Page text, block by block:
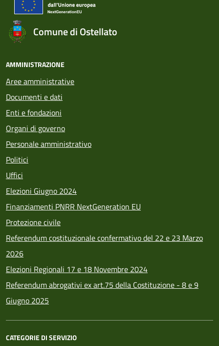
Comune di Ostellato
AMMINISTRAZIONE
Aree amministrative
Documenti e dati
Enti e fondazioni
Organi di governo
Personale amministrativo
Politici
Uffici
Elezioni Giugno 2024
Finanziamenti PNRR NextGeneration EU
Protezione civile
Referendum costituzionale confermativo del 22 e 23 Marzo
2026
Elezioni Regionali 17 e 18 Novembre 2024
Referendum abrogativi ex art.75 della Costituzione - 8 e 9
Giugno 2025
CATEGORIE DI SERVIZIO